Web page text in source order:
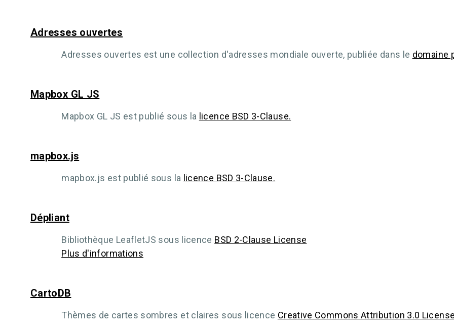
Adresses ouvertes
Adresses ouvertes est une collection d'adresses mondiale ouverte, publiée dans le domaine
Mapbox GL JS
Mapbox GL JS est publié sous la licence BSD 3-Clause.
mapbox.js
mapbox.js est publié sous la licence BSD 3-Clause.
Dépliant
Bibliothèque LeafletJS sous licence BSD 2-Clause License
Plus d'informations
CartoDB
Thèmes de cartes sombres et claires sous licence Creative Commons Attribution 3.0 License